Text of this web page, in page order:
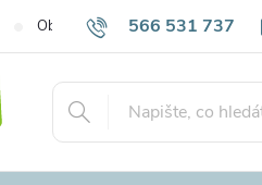
566 531 737
Obchodní podmínky